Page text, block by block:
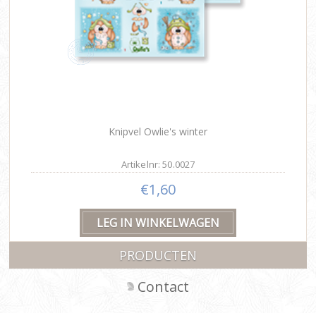
Knipvel Owlie's winter
Artikelnr: 50.0027
€1,60
PRODUCTEN
Contact